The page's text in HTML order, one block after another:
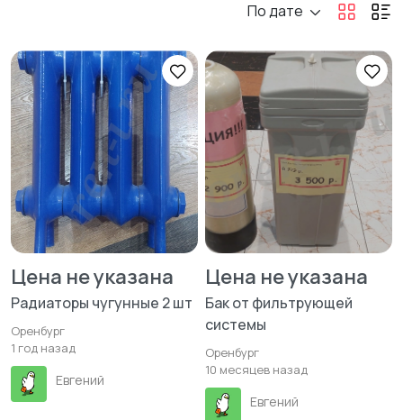
По дате
Цена не указана
Радиаторы чугунные 2 шт
Оренбург
1 год назад
Евгений
Цена не указана
Бак от фильтрующей
системы
Оренбург
10 месяцев назад
Евгений